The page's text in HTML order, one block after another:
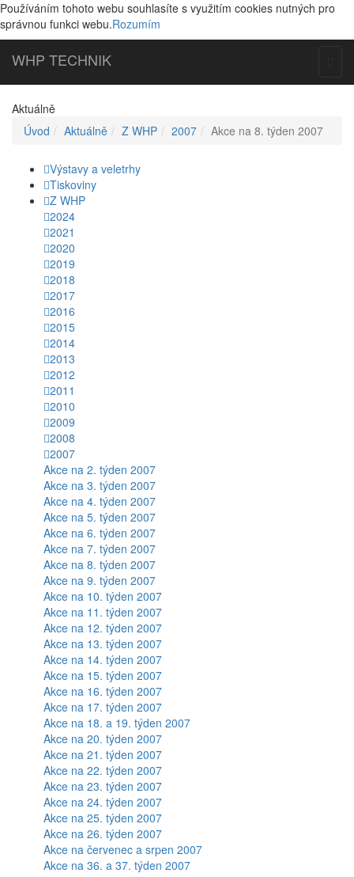
Používáním tohoto webu souhlasíte s využitím cookies nutných pro
správnou funkci webu.Rozumím
WHP TECHNIK
Aktuálně
Úvod
Aktuálně Z WHP 2007 Akce na 8. týden 2007
Výstavy a veletrhy
Tiskoviny
Z WHP
2024
2021
2020
2019
2018
2017
2016
2015
2014
2013
2012
2011
2010
2009
2008
2007
Akce na 2. týden 2007
Akce na 3. týden 2007
Akce na 4. týden 2007
Akce na 5. týden 2007
Akce na 6. týden 2007
Akce na 7. týden 2007
Akce na 8. týden 2007
Akce na 9. týden 2007
Akce na 10. týden 2007
Akce na 11. týden 2007
Akce na 12. týden 2007
Akce na 13. týden 2007
Akce na 14. týden 2007
Akce na 15. týden 2007
Akce na 16. týden 2007
Akce na 17. týden 2007
Akce na 18. a 19. týden 2007
Akce na 20. týden 2007
Akce na 21. týden 2007
Akce na 22. týden 2007
Akce na 23. týden 2007
Akce na 24. týden 2007
Akce na 25. týden 2007
Akce na 26. týden 2007
Akce na červenec a srpen 2007
Akce na 36. a 37. týden 2007